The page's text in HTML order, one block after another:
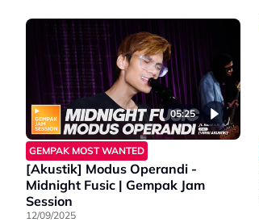
05:25
GEMPAK MOST WANTED
[Akustik] Modus Operandi -
Midnight Fusic | Gempak Jam
Session
12/09/2025